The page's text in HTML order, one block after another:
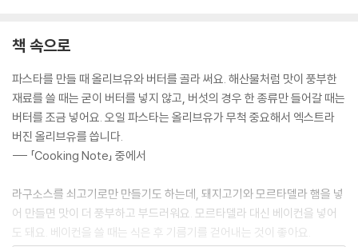
향긋한 감자대파크림수프
말하자면 달걀전 감자프리타타
여름날 시칠리아에서는 그리스식 샐러드
비트 드레싱 비트단감샐러드
소스에 재운 회 광어세비체
바질페스토 링귀네
이탈리아 손칼국수 새우크림 탈리아텔레
볼로녜제 탈리아텔레
모둠버섯 시금치탈리아텔레
책 속으로
파스타를 만들 때 올리브유와 버터를 골라 써요. 해산물처럼 맛이 풍부한
재료를 쓸 때는 굳이 버터를 넣지 않고, 버섯의 경우 한 종류만 들어갈 때는
버터를 조금 넣어요. 오일 파스타는 올리브유가 무척 중요해서 엑스트라
버진 올리브유를 씁니다.
--- 「Cooking Note」 중에서
라구소스를 쇠고기로만 만들기도 하는데, 돼지고기와 모르타델라 햄을 넣
어 만들면 맛이 더 풍부하고 부드러워요. 모르타델라 대신 베이컨을 넣어
도 돼요. 베이컨을 쓸 때는 식은 후 기름기를 걷어내는 것이 좋아요.